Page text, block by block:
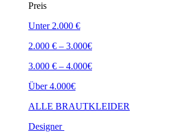
Preis
Unter 2.000 €
2.000 € – 3.000€
3.000 € – 4.000€
Über 4.000€
ALLE BRAUTKLEIDER
Designer